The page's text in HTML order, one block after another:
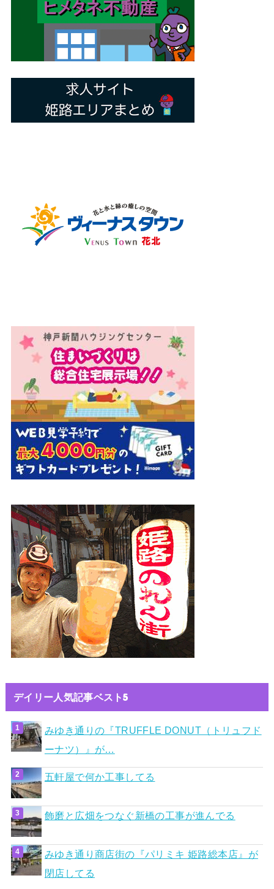
デイリー人気記事ベスト5
みゆき通りの『TRUFFLE DONUT（トリュフド
ーナツ）』が…
五軒屋で何か工事してる
飾磨と広畑をつなぐ新橋の工事が進んでる
みゆき通り商店街の『パリミキ 姫路総本店』が
閉店してる